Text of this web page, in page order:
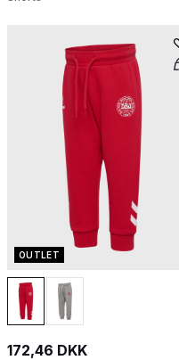
OUTLET
172,46 DKK